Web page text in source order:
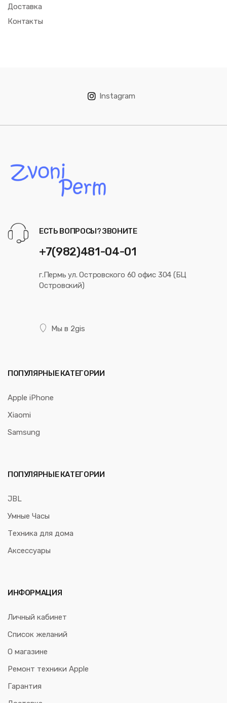
Доставка
Контакты
Instagram
ЕСТЬ ВОПРОСЫ? ЗВОНИТЕ
+7(982)481-04-01
г.Пермь ул. Островского 60 офис 304 (БЦ
Островский)
Мы в 2gis
ПОПУЛЯРНЫЕ КАТЕГОРИИ
Apple iPhone
Xiaomi
Samsung
ПОПУЛЯРНЫЕ КАТЕГОРИИ
JBL
Умные Часы
Техника для дома
Аксессуары
ИНФОРМАЦИЯ
Личный кабинет
Список желаний
О магазине
Ремонт техники Apple
Гарантия